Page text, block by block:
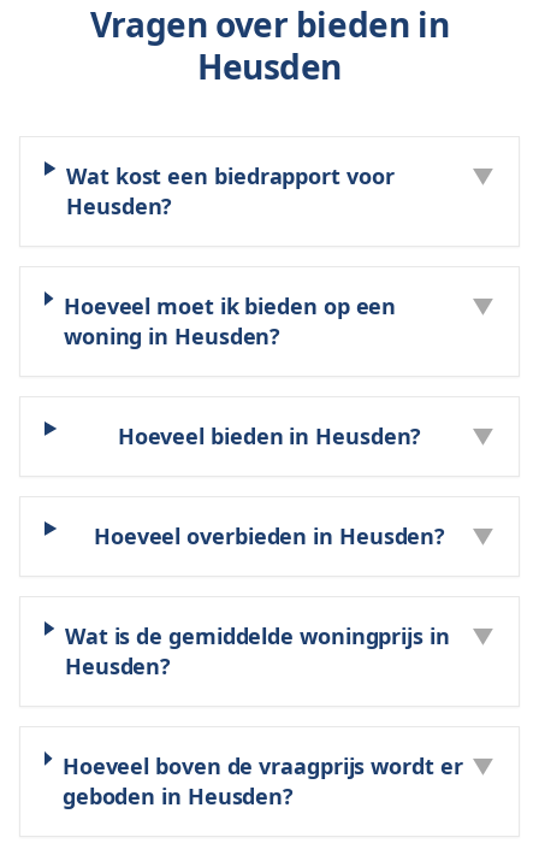
Vragen over bieden in
Heusden
Wat kost een biedrapport voor
Heusden?
▼
Hoeveel moet ik bieden op een
woning in Heusden?
▼
Hoeveel bieden in Heusden? ▼
Hoeveel overbieden in Heusden? ▼
Wat is de gemiddelde woningprijs in
Heusden?
▼
Hoeveel boven de vraagprijs wordt er
geboden in Heusden?
▼